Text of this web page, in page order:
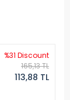
%31 Discount
165,13 TL
113,88 TL